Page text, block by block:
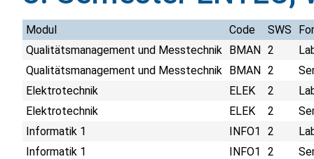
Modul Code SWS
Qualitätsmanagement und Messtechnik BMAN 2
Qualitätsmanagement und Messtechnik BMAN 2
Elektrotechnik
ELEK 2
Elektrotechnik
ELEK 2
Informatik 1
INFO1 2
Informatik 1
INFO1 2